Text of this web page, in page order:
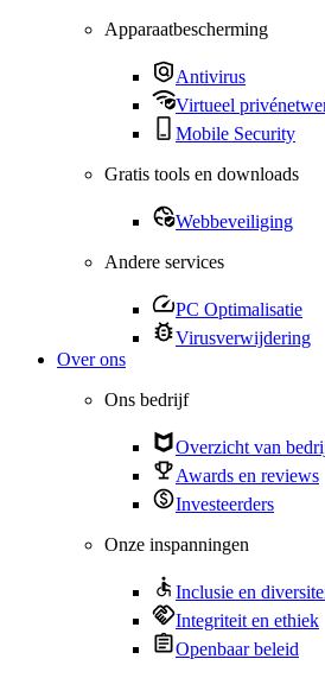
Apparaatbescherming
Antivirus
Virtueel
Mobile Security
Gratis tools en downloads
Webbeveiliging
Andere services
PC Optimalisatie
Virusverwijdering
Over ons
Ons bedrijf
Overzicht van
Awards en reviews
Investeerders
Onze inspanningen
Inclusie en
Integriteit en ethiek
Openbaar beleid